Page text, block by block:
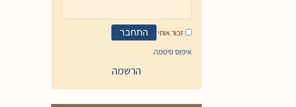
זכור אותי התחבר
איפוס סיסמה
הרשמה